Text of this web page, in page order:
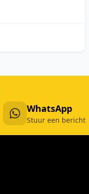
WhatsApp
Stuur een bericht